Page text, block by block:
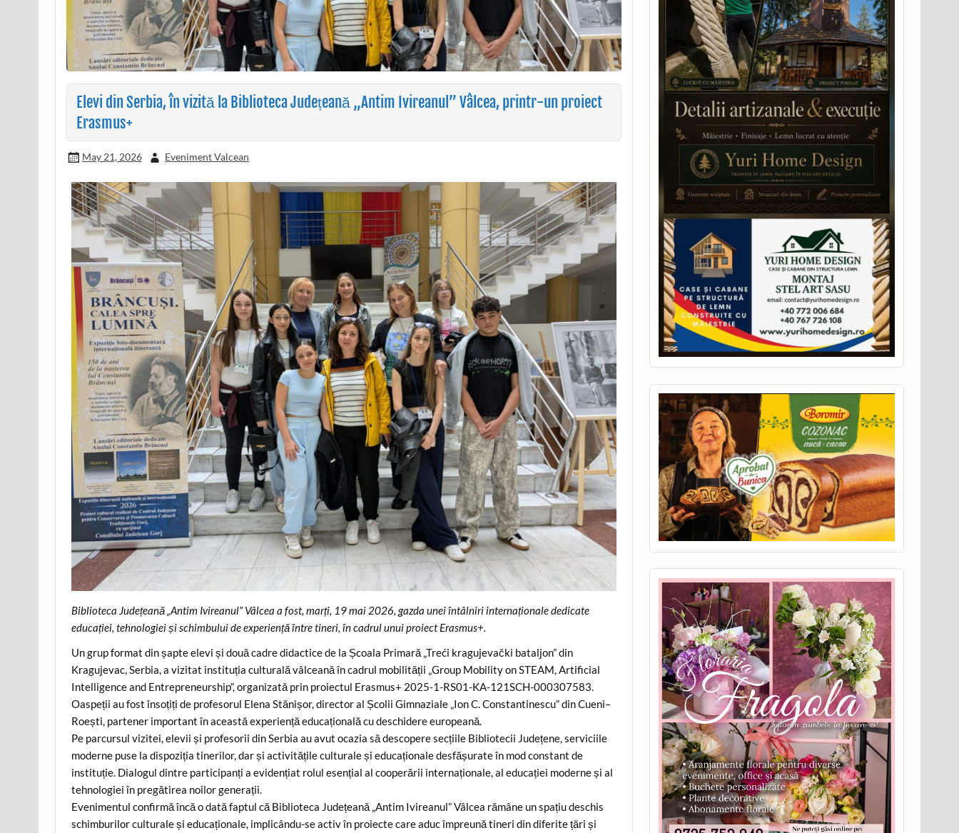
Elevi din Serbia, în vizită la Biblioteca Județeană „Antim Ivireanul” Vâlcea, printr-un proiect
Erasmus+
May 21, 2026 Eveniment Valcean
Biblioteca Județeană „Antim Ivireanul” Vâlcea a fost, marți, 19 mai 2026, gazda unei întâlniri internaționale dedicate
educației, tehnologiei și schimbului de experiență între tineri, în cadrul unui proiect Erasmus+.
Un grup format din șapte elevi și două cadre didactice de la Școala Primară „Treći kragujevački bataljon” din
Kragujevac, Serbia, a vizitat instituția culturală vâlceană în cadrul mobilității „Group Mobility on STEAM, Artificial
Intelligence and Entrepreneurship”, organizată prin proiectul Erasmus+ 2025-1-RS01-KA-121SCH-000307583.
Oaspeții au fost însoțiți de profesorul Elena Stănișor, director al Școlii Gimnaziale „Ion C. Constantinescu” din Cueni–
Roești, partener important în această experiență educațională cu deschidere europeană.
Pe parcursul vizitei, elevii și profesorii din Serbia au avut ocazia să descopere secțiile Bibliotecii Județene, serviciile
moderne puse la dispoziția tinerilor, dar și activitățile culturale și educaționale desfășurate în mod constant de
instituție. Dialogul dintre participanți a evidențiat rolul esențial al cooperării internaționale, al educației moderne și al
tehnologiei în pregătirea noilor generații.
Evenimentul confirmă încă o dată faptul că Biblioteca Județeană „Antim Ivireanul” Vâlcea rămâne un spațiu deschis
schimburilor culturale și educaționale, implicându-se activ în proiecte care aduc împreună tineri din diferite țări și